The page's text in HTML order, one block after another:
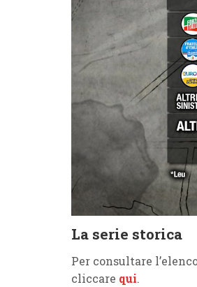
La serie storica
Per consultare
cliccare qui.